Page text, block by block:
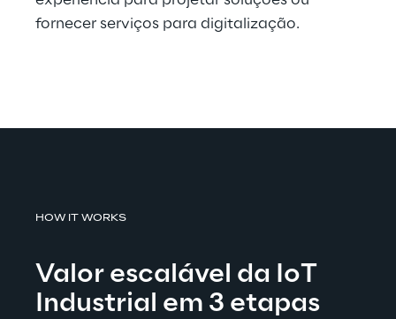
fornecer serviços para digitalização.
HOW IT WORKS
Valor escalável da IoT
Industrial em 3 etapas